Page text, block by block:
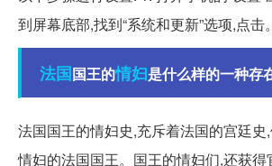
到屏幕底部,找到“系统和更新”选项,点击。
法国国王的情妇是什么样的一种存
法国国王的情妇史,充斥着法国的宫廷
情妇的法国国王。国王的情妇们,还获